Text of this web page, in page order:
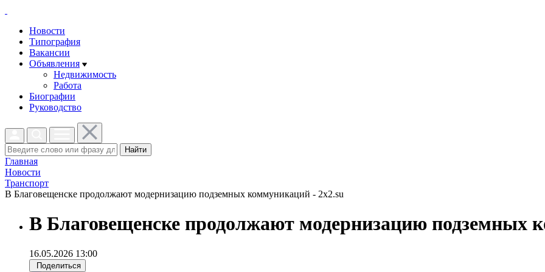
Новости
Типография
Вакансии
Объявления
Недвижимость
Работа
Биографии
Руководство
Найти
Главная
Новости
Транспорт
В Благовещенске продолжают модернизацию подземных коммуникаций - 2x2.su
В Благовещенске продолжают модернизацию подземных
16.05.2026 13:00
Поделиться